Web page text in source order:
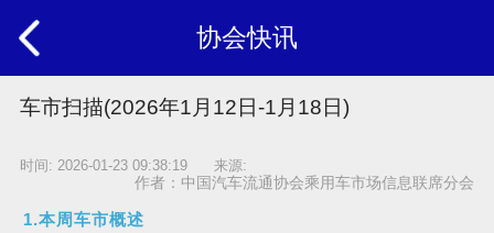
协会快讯
车市扫描(2026年1月12日-1月18日)
时间: 2026-01-23 09:38:19 来源:
作者：中国汽车流通协会乘用车市场信息联席分会
1.本周车市概述